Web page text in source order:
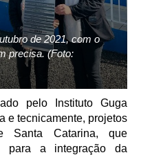
de 2021, com o
precisa. (Foto:
pelo Instituto Guga
e tecnicamente, projetos
Santa Catarina, que
para a integração da